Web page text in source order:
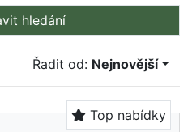
hledání
Řadit od: Nejnovější
Top nabídky